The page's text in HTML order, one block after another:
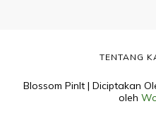
Blossom PinIt | Diciptakan
oleh
TENTANG